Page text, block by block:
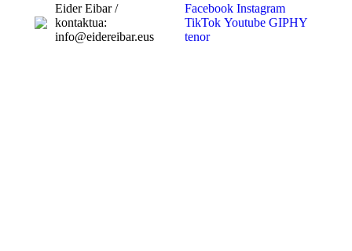
Eider Eibar /
kontaktua:
info@eidereibar.eus
Facebook Instagram
TikTok Youtube GIPHY
tenor